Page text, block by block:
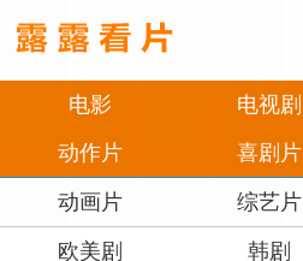
电影 电视剧
动作片
喜剧片
动画片 综艺片
欧美剧 韩剧